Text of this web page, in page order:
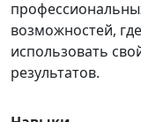
возможностей,
использовать
результатов.